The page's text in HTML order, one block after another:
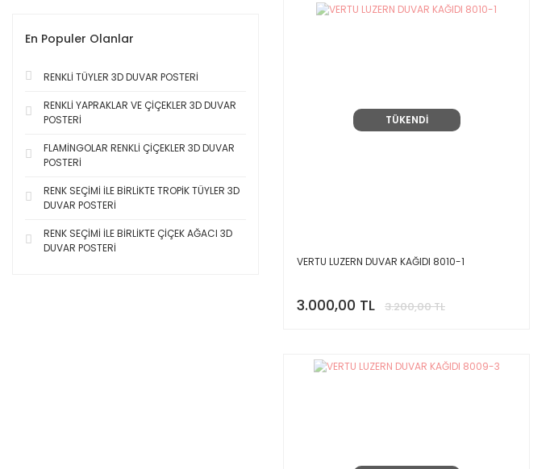
En Populer Olanlar
RENKLİ TÜYLER 3D DUVAR POSTERİ
RENKLİ YAPRAKLAR VE ÇİÇEKLER 3D DUVAR
POSTERİ
FLAMİNGOLAR RENKLİ ÇİÇEKLER 3D DUVAR
POSTERİ
RENK SEÇİMİ İLE BİRLİKTE TROPİK TÜYLER 3D
DUVAR POSTERİ
RENK SEÇİMİ İLE BİRLİKTE ÇİÇEK AĞACI 3D
DUVAR POSTERİ
TÜKENDİ
VERTU LUZERN DUVAR KAĞIDI 8010-1
3.000,00 TL 3.200,00 TL